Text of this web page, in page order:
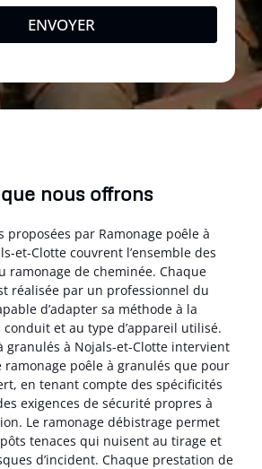
ENVOYER
nous offrons
proposées par Ramonage poêle à
et-Clotte couvrent l’ensemble des
ramonage de cheminée. Chaque
réalisée par un professionnel du
d’adapter sa méthode à la
et au type d’appareil utilisé.
granulés à Nojals-et-Clotte intervient
poêle à granulés que pour
en tenant compte des spécificités
exigences de sécurité propres à
Le ramonage débistrage permet
tenaces qui nuisent au tirage et
d’incident. Chaque prestation de